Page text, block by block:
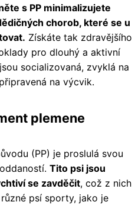
s PP minimalizujete
chorob, které se u
Získáte tak zdravějšího
pro dlouhý a aktivní
socializovaná, zvyklá na
na výcvik.
plemene
(PP) je proslulá svou
Tito psi jsou
se zavděčit, což z nich
psí sporty, jako je